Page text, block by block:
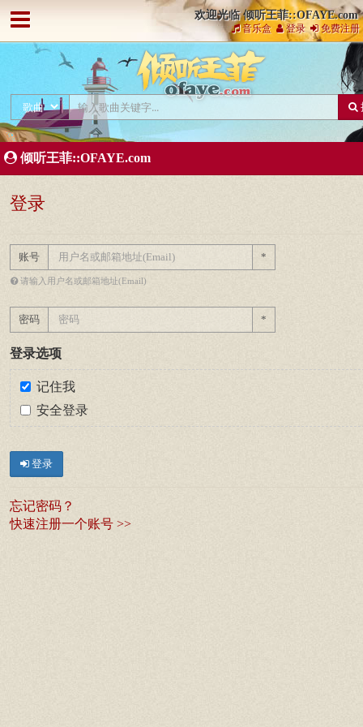
欢迎光临 倾听王菲::OFAYE.com
音乐盒 登录 免费注册
倾听王菲::OFAYE.com
登录
账号 *
请输入用户名或邮箱地址(Email)
密码 *
登录选项
记住我
安全登录
登录
忘记密码？
快速注册一个账号 >>